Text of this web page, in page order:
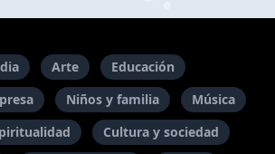
Arte
Educación
Niños y familia
Música
Cultura y sociedad